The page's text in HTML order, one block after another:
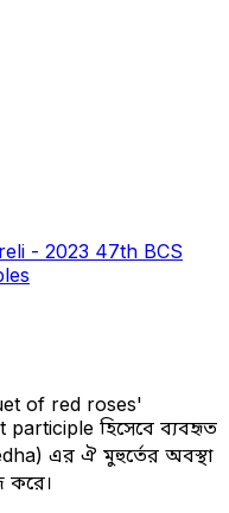
- 2023 47th BCS
of red roses'
participle হিসেবে ব্যবহৃত
এর ঐ মুহুর্তের অবস্থা
করে।